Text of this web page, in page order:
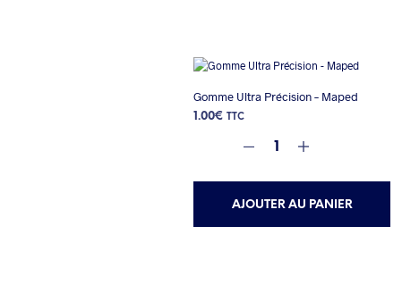
Gomme Ultra Précision – Maped
1.00€ TTC
AJOUTER AU PANIER